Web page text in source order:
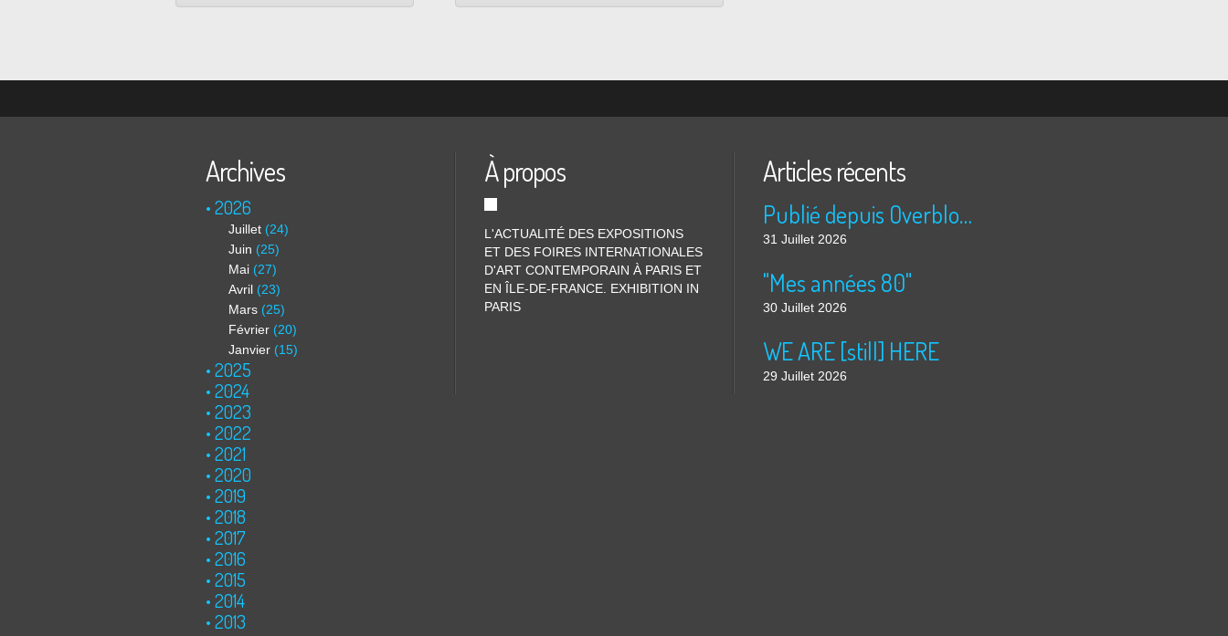
Archives
2026
Juillet (24)
Juin (25)
Mai (27)
Avril (23)
Mars (25)
Février (20)
Janvier (15)
2025
2024
2023
2022
2021
2020
2019
2018
2017
2016
2015
2014
2013
À propos
L'ACTUALITÉ DES EXPOSITIONS
ET DES FOIRES INTERNATIONALES
D'ART CONTEMPORAIN À PARIS ET
EN ÎLE-DE-FRANCE. EXHIBITION IN
PARIS
Articles récents
Publié depuis Overblog et Facebook
31 Juillet 2026
"Mes années 80"
30 Juillet 2026
WE ARE [still] HERE
29 Juillet 2026